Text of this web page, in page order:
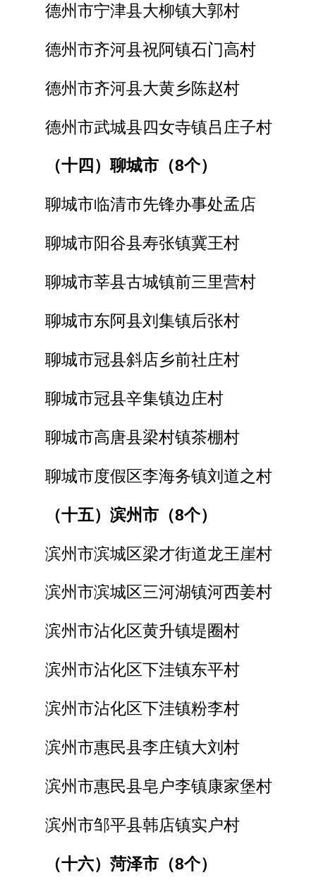
德州市宁津县大柳镇大郭村
德州市齐河县祝阿镇石门高村
德州市齐河县大黄乡陈赵村
德州市武城县四女寺镇吕庄子村
（十四）聊城市（8个）
聊城市临清市先锋办事处孟店
聊城市阳谷县寿张镇冀王村
聊城市莘县古城镇前三里营村
聊城市东阿县刘集镇后张村
聊城市冠县斜店乡前社庄村
聊城市冠县辛集镇边庄村
聊城市高唐县梁村镇茶棚村
聊城市度假区李海务镇刘道之村
（十五）滨州市（8个）
滨州市滨城区梁才街道龙王崖村
滨州市滨城区三河湖镇河西姜村
滨州市沾化区黄升镇堤圈村
滨州市沾化区下洼镇东平村
滨州市沾化区下洼镇粉李村
滨州市惠民县李庄镇大刘村
滨州市惠民县皂户李镇康家堡村
滨州市邹平县韩店镇实户村
（十六）菏泽市（8个）